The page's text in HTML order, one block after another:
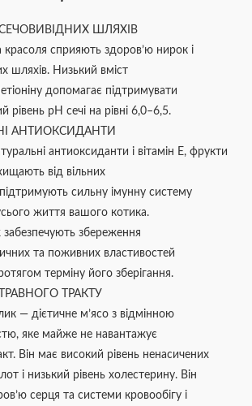
ШЛЯХІВ
красоля сприяють здоров’ю нирок і
шляхів. Низький вміст
допомагає підтримувати
рівень pH сечі на рівні 6,0–6,5.
АНТИОКСИДАНТИ
антиоксиданти і вітамін Е, фрукти
від вільних
підтримують сильну імунну систему
життя вашого котика.
збереження
та поживних властивостей
терміну його зберігання.
ТРАКТУ
— дієтичне м’ясо з відмінною
яке майже не навантажує
Він має високий рівень ненасичених
і низький рівень холестерину. Він
серця та системи кровообігу і